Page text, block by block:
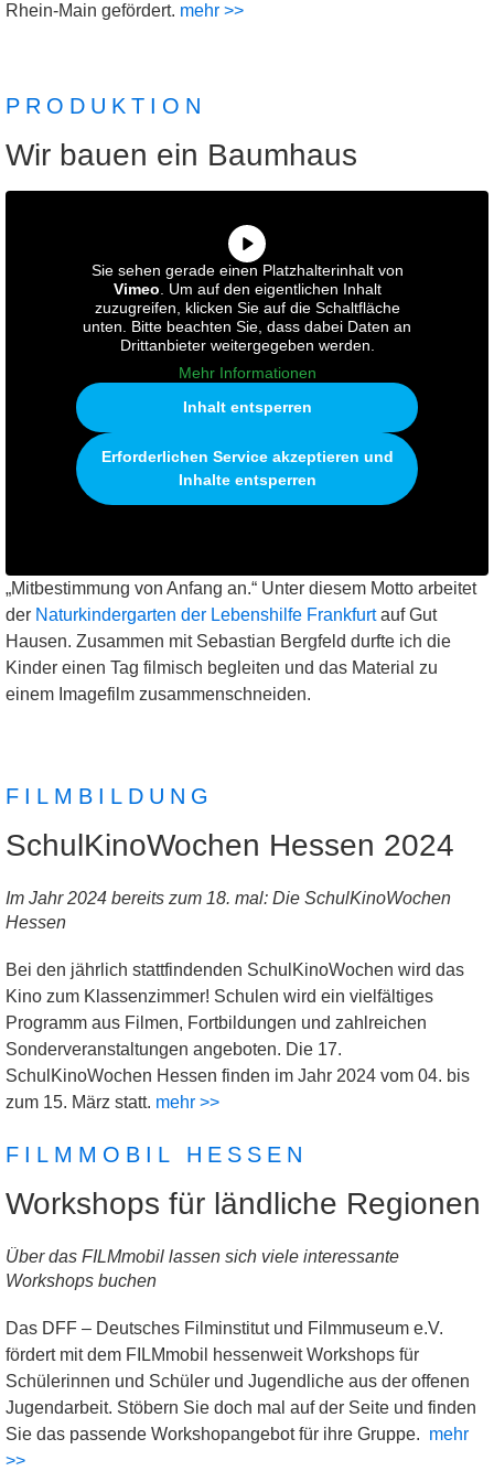
Rhein-Main gefördert. mehr >>
PRODUKTION
Wir bauen ein Baumhaus
Sie sehen gerade einen Platzhalterinhalt von
Vimeo. Um auf den eigentlichen Inhalt
zuzugreifen, klicken Sie auf die Schaltfläche
unten. Bitte beachten Sie, dass dabei Daten an
Drittanbieter weitergegeben werden.
Mehr Informationen
Inhalt entsperren
Erforderlichen Service akzeptieren und
Inhalte entsperren
„Mitbestimmung von Anfang an.“ Unter diesem Motto arbeitet
der Naturkindergarten der Lebenshilfe Frankfurtauf Gut
Hausen. Zusammen mit Sebastian Bergfeld durfte ich die
Kinder einen Tag filmisch begleiten und das Material zu
einem Imagefilm zusammenschneiden.
FILMBILDUNG
SchulKinoWochen Hessen 2024
Im Jahr 2024 bereits zum 18. mal: Die SchulKinoWochen
Hessen
Bei den jährlich stattfindenden SchulKinoWochen wird das
Kino zum Klassenzimmer! Schulen wird ein vielfältiges
Programm aus Filmen, Fortbildungen und zahlreichen
Sonderveranstaltungen angeboten. Die 17.
SchulKinoWochen Hessen finden im Jahr 2024 vom 04. bis
zum 15. März statt. mehr >>
FILMMOBIL HESSEN
Workshops für ländliche Regionen
Über das FILMmobil lassen sich viele interessante
Workshops buchen
Das DFF – Deutsches Filminstitut und Filmmuseum e.V.
fördert mit dem FILMmobil hessenweit Workshops für
Schülerinnen und Schüler und Jugendliche aus der offenen
Jugendarbeit. Stöbern Sie doch mal auf der Seite und finden
Sie das passende Workshopangebot für ihre Gruppe. mehr
>>